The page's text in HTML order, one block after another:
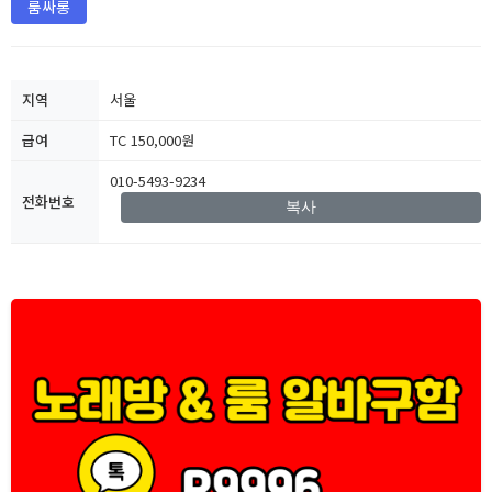
룸싸롱
지역
서울
급여
TC 150,000원
전화번호
010-5493-9234
복사